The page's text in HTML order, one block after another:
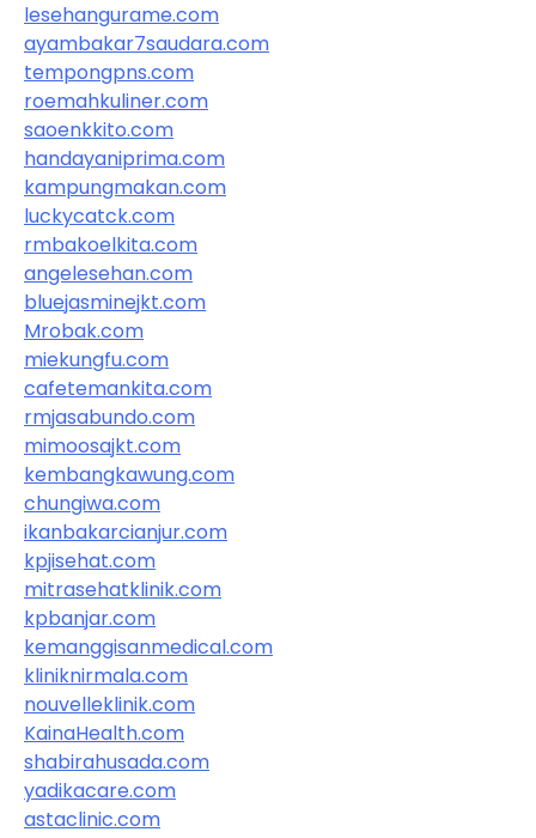
lesehangurame.com
ayambakar7saudara.com
tempongpns.com
roemahkuliner.com
saoenkkito.com
handayaniprima.com
kampungmakan.com
luckycatck.com
rmbakoelkita.com
angelesehan.com
bluejasminejkt.com
Mrobak.com
miekungfu.com
cafetemankita.com
rmjasabundo.com
mimoosajkt.com
kembangkawung.com
chungiwa.com
ikanbakarcianjur.com
kpjisehat.com
mitrasehatklinik.com
kpbanjar.com
kemanggisanmedical.com
kliniknirmala.com
nouvelleklinik.com
KainaHealth.com
shabirahusada.com
yadikacare.com
astaclinic.com